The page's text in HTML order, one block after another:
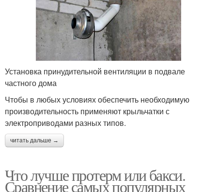
Установка принудительной вентиляции в подвале
частного дома
Чтобы в любых условиях обеспечить необходимую
производительность применяют крыльчатки с
электроприводами разных типов.
читать дальше →
Что лучше протерм или бакси.
Сравнение самых популярных